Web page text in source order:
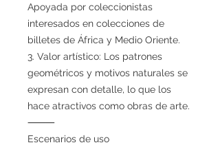
Apoyada por coleccionistas
interesados en colecciones de
billetes de África y Medio Oriente.
3. Valor artístico: Los patrones
geométricos y motivos naturales se
expresan con detalle, lo que los
hace atractivos como obras de arte.
⸻
Escenarios de uso